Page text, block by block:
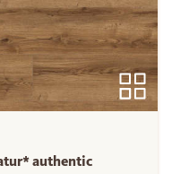
authentic